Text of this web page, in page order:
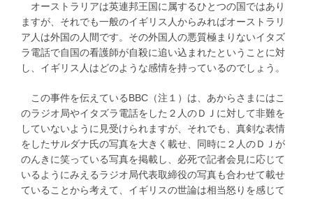
オーストラリアは英連邦王国に属するひとつの国ではあり
ますが、それでも一般のイギリス人からみればオーストラリ
ア人は外国の人間です。その外国人の悪質極まりないイタズ
ラ電話で自国の看護師が自殺に追い込まれたということに対
し、イギリス人はどのような感情を持っているのでしょう。
この事件を伝えているBBC（注１）は、あからさまにはこ
のラジオ局やイタズラ電話をした２人のＤＪに対して非難を
していないように見受けられますが、それでも、真剣な表情
をしたサルダナ氏の写真を大きく載せ、同時に２人のＤＪが
のんきに笑っている写真を掲載し、必死で記者会見に応じて
いるようにみえるラジオ局代表取締役の写真も合わせて載せ
ていることから考えて、イギリスの世論は相当怒りを感じて